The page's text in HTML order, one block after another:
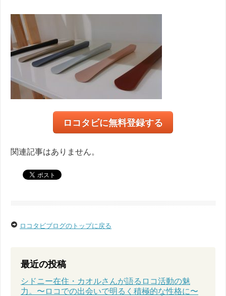
ロコタビに無料登録する
関連記事はありません。
ロコタビブログのトップに戻る
最近の投稿
シドニー在住・カオルさんが語るロコ活動の魅
力。〜ロコでの出会いで明るく積極的な性格に〜